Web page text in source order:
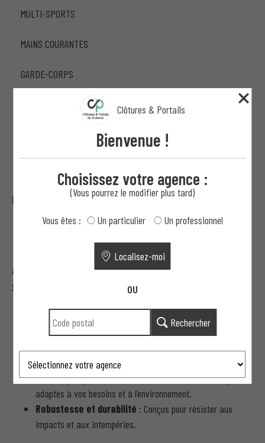
MULTI-SPORTS
MAINS COURANTES
GARDE-CORPS
PRÉPARATION DE TERRAINS PROFESSIONNELS
HAUTE SÉCURITÉ
Avantages des Potelets et Barrières Anti-
Stationnement
Contrôle d’accès efficace
: Limitez ou interdisez le
stationnement dans des zones définies.
espaces sensibles.
Esthétique personnalisable: Choisissez des designs
adaptés à vos besoins et à l’environnement.
Robustesse et durabilité : Conçus pour résister aux
impacts et aux intempéries.
Clôtures & Portails
Bienvenue !
Choisissez votre agence :
(Vous pourrez le modifier plus tard)
Vous êtes : Un particulier Un professionnel
Localisez-moi
OU
Rechercher